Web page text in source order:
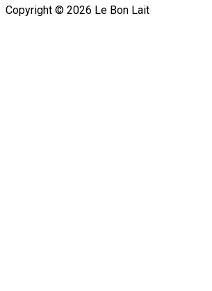
Copyright © 2026 Le Bon Lait